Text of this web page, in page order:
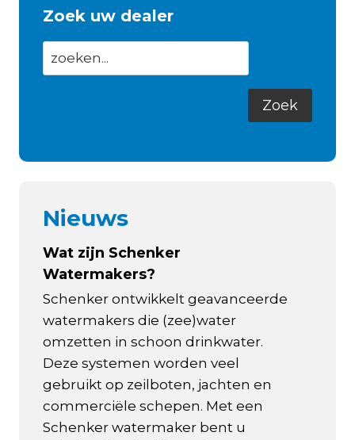
Zoek uw dealer
Nieuws
Wat zijn Schenker
Watermakers?
Schenker ontwikkelt geavanceerde
watermakers die (zee)water
omzetten in schoon drinkwater.
Deze systemen worden veel
gebruikt op zeilboten, jachten en
commerciële schepen. Met een
Schenker watermaker bent u